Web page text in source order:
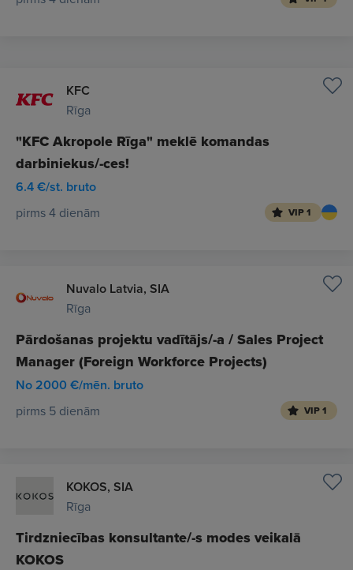
KFC
Rīga
"KFC Akropole Rīga" meklē komandas
darbiniekus/-ces!
6.4 €/st. bruto
pirms 4 dienām VIP 1
Nuvalo Latvia, SIA
Rīga
Pārdošanas projektu vadītājs/-a / Sales Project
Manager (Foreign Workforce Projects)
No 2000 €/mēn. bruto
pirms 5 dienām VIP 1
KOKOS, SIA
Rīga
Tirdzniecības konsultante/-s modes veikalā
KOKOS